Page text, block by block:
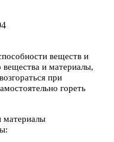
веществ и
и материалы,
при
гореть
материалы